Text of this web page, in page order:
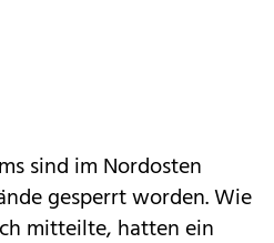
sind im Nordosten
gesperrt worden. Wie
mitteilte, hatten ein